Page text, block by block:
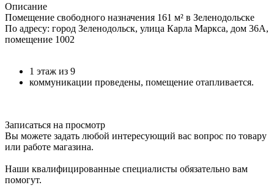
Описание
Помещение свободного назначения 161 м² в Зеленодольске
По адресу: город Зеленодольск, улица Карла Маркса, дом 36А,
помещение 1002
1 этаж из 9
коммуникации проведены, помещение отапливается.
Записаться на просмотр
Вы можете задать любой интересующий вас вопрос по товару
или работе магазина.
Наши квалифицированные специалисты обязательно вам
помогут.